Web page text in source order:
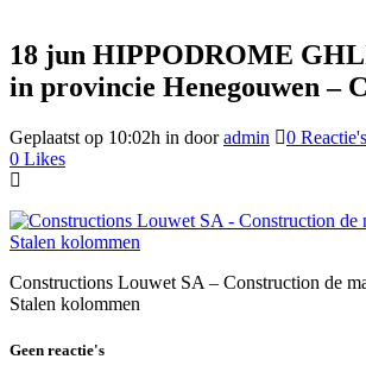
18 jun HIPPODROME
in provincie Henegouwen –
Geplaatst op 10:02h in dooradmin
0 Reactie's
0 Likes
Constructions Louwet SA – Construction de
Stalen kolommen
Geen reactie's